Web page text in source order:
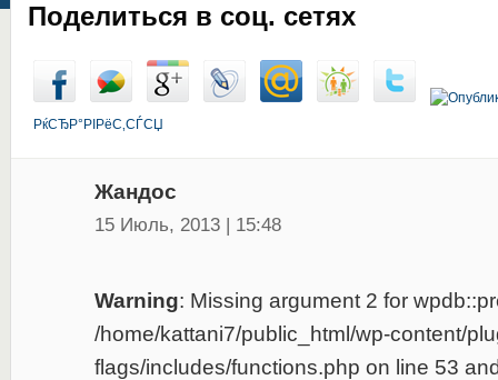
Поделиться в соц. сетях
РќСЂР°РІРёС‚СЃСЏ
Жандос
15 Июль, 2013 | 15:48
Warning: Missing argument 2 for
/home/kattani7/public_html/wp-content/
flags/includes/functions.php on line 53